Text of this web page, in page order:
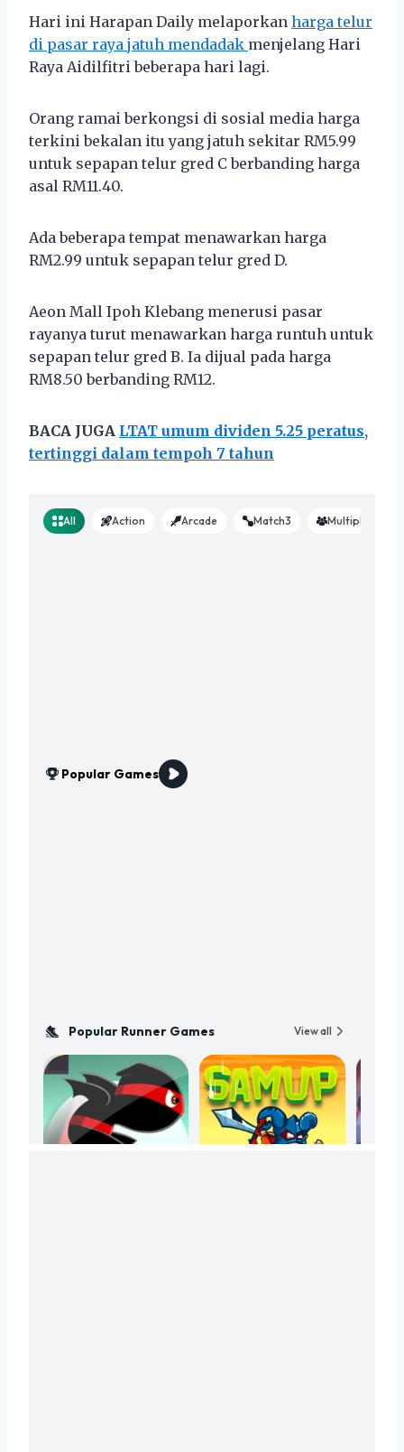
Hari ini Harapan Daily melaporkan harga telur
di pasar raya jatuh mendadak menjelang Hari
Raya Aidilfitri beberapa hari lagi.
Orang ramai berkongsi di sosial media harga
terkini bekalan itu yang jatuh sekitar RM5.99
untuk sepapan telur gred C berbanding harga
asal RM11.40.
Ada beberapa tempat menawarkan harga
RM2.99 untuk sepapan telur gred D.
Aeon Mall Ipoh Klebang menerusi pasar
rayanya turut menawarkan harga runtuh untuk
sepapan telur gred B. Ia dijual pada harga
RM8.50 berbanding RM12.
BACA JUGA LTAT umum dividen 5.25 peratus,
tertinggi dalam tempoh 7 tahun